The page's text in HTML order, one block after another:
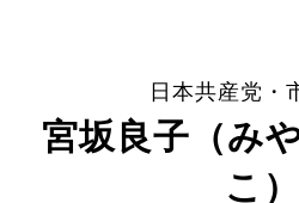
日本共産党・
宮坂良子（み
こ）